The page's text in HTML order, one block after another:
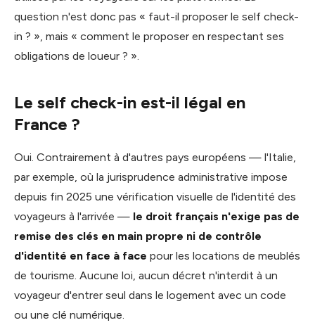
question n'est donc pas « faut-il proposer le self check-
in ? », mais « comment le proposer en respectant ses
obligations de loueur ? ».
Le self check-in est-il légal en
France ?
Oui. Contrairement à d'autres pays européens — l'Italie,
par exemple, où la jurisprudence administrative impose
depuis fin 2025 une vérification visuelle de l'identité des
voyageurs à l'arrivée — le droit français n'exige pas de
remise des clés en main propre ni de contrôle
d'identité en face à face pour les locations de meublés
de tourisme. Aucune loi, aucun décret n'interdit à un
voyageur d'entrer seul dans le logement avec un code
ou une clé numérique.